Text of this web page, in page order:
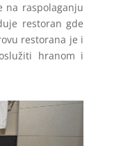
na raspolaganju
restoran gde
restorana je i
hranom i